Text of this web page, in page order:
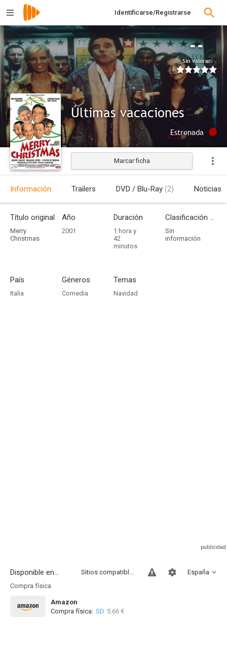
Identificarse/Registrarse
--
Sin valorar
Últimas vacaciones
Estrenada
Marcar ficha
Información Trailers DVD / Blu-Ray (2) Noticias
Título original
Merry
Christmas
Año
2001
Duración
1 hora y
42
minutos
Clasificación por edades
Sin
información
País
Italia
Géneros
Comedia
Temas
Navidad
Disponible en... España
Sitios compatibles
Compra física
Amazon
Compra física: SD 5.66 €